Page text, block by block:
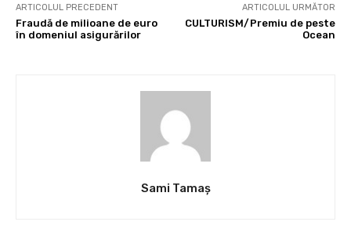
ARTICOLUL PRECEDENT
Fraudă de milioane de euro
în domeniul asigurărilor
ARTICOLUL URMĂTOR
CULTURISM/Premiu de peste
Ocean
Sami Tamaş